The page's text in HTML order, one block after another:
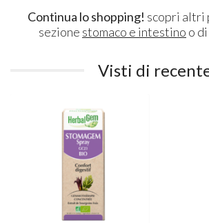
Continua lo shopping! scopri altri
sezione stomaco e intestino o di
Visti di